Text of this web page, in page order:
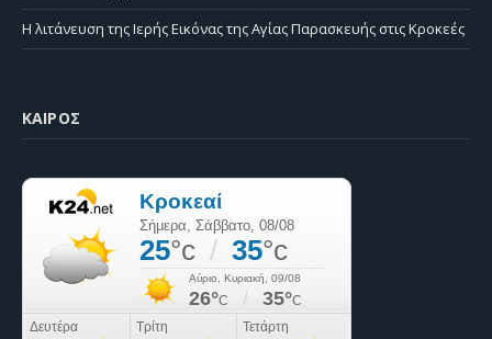
Η λιτάνευση της Ιερής Εικόνας της Αγίας Παρασκευής στις Κροκεές
ΚΑΙΡΌΣ